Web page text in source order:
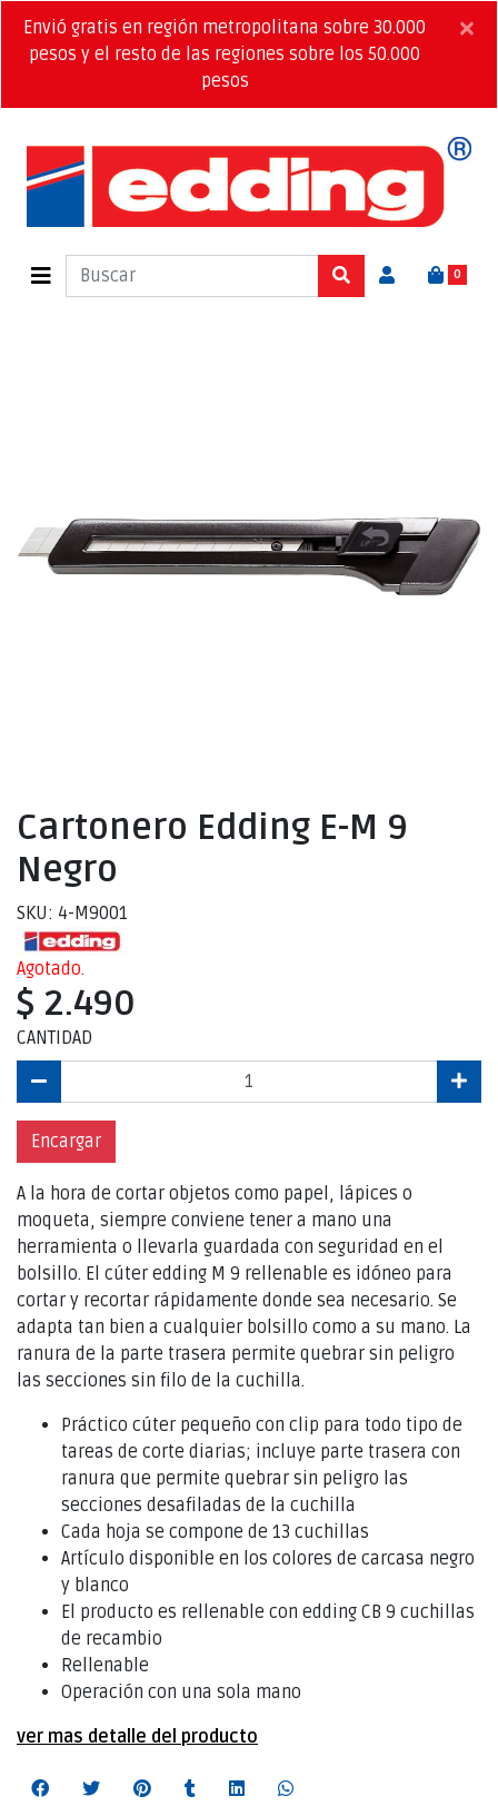
Envió gratis en región metropolitana sobre 30.000
pesos y el resto de las regiones sobre los 50.000
pesos
×
0
Cartonero Edding E-M 9
Negro
SKU: 4-M9001
Agotado.
$ 2.490
CANTIDAD
Encargar
A la hora de cortar objetos como papel, lápices o
moqueta, siempre conviene tener a mano una
herramienta o llevarla guardada con seguridad en el
bolsillo. El cúter edding M 9 rellenable es idóneo para
cortar y recortar rápidamente donde sea necesario. Se
adapta tan bien a cualquier bolsillo como a su mano. La
ranura de la parte trasera permite quebrar sin peligro
las secciones sin filo de la cuchilla.
Práctico cúter pequeño con clip para todo tipo de
tareas de corte diarias; incluye parte trasera con
ranura que permite quebrar sin peligro las
secciones desafiladas de la cuchilla
Cada hoja se compone de 13 cuchillas
Artículo disponible en los colores de carcasa negro
y blanco
El producto es rellenable con edding CB 9 cuchillas
de recambio
Rellenable
Operación con una sola mano
ver mas detalle del producto